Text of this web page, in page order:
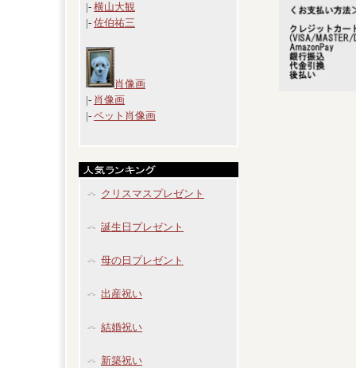
|- 横山大観
|- 佐伯祐三
肖像画
|- 肖像画
|- ペット肖像画
クリスマスプレゼント
誕生日プレゼント
母の日プレゼント
出産祝い
結婚祝い
新築祝い